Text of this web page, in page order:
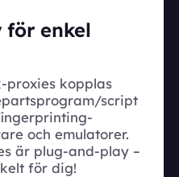
för enkel
proxies kopplas
script
och emulatorer.
är plug-and-play –
för dig!